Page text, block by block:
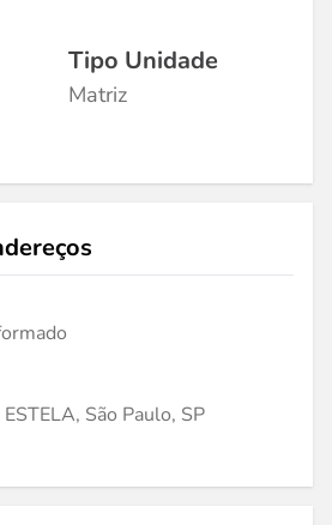
Tipo Unidade
Matriz
São Paulo, SP